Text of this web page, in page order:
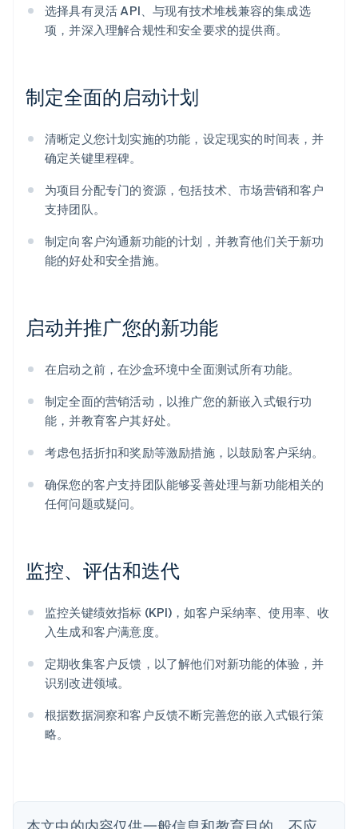
选择具有灵活 API、与现有技术堆栈兼容的集成选
项，并深入理解合规性和安全要求的提供商。
制定全面的启动计划
清晰定义您计划实施的功能，设定现实的时间表，并
确定关键里程碑。
为项目分配专门的资源，包括技术、市场营销和客户
支持团队。
制定向客户沟通新功能的计划，并教育他们关于新功
能的好处和安全措施。
启动并推广您的新功能
在启动之前，在沙盒环境中全面测试所有功能。
制定全面的营销活动，以推广您的新嵌入式银行功
能，并教育客户其好处。
考虑包括折扣和奖励等激励措施，以鼓励客户采纳。
确保您的客户支持团队能够妥善处理与新功能相关的
任何问题或疑问。
监控、评估和迭代
监控关键绩效指标 (KPI)，如客户采纳率、使用率、收
入生成和客户满意度。
定期收集客户反馈，以了解他们对新功能的体验，并
识别改进领域。
根据数据洞察和客户反馈不断完善您的嵌入式银行策
略。
爱尔兰
English
English
奥地利
澳大利亚
English
PortuguêsEnglish
保加利亚
English
丹麦